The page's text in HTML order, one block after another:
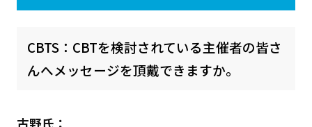
CBTS：CBTを検討されている主催者の皆さ
んへメッセージを頂戴できますか。
古野氏：